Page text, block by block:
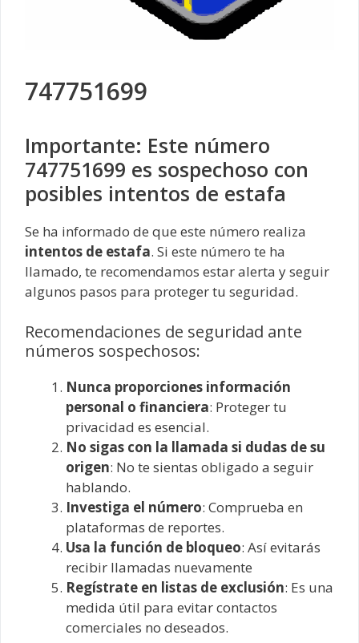
747751699
Importante: Este número
747751699 es sospechoso con
posibles intentos de estafa
Se ha informado de que este número realiza
intentos de estafa. Si este número te ha
llamado, te recomendamos estar alerta y seguir
algunos pasos para proteger tu seguridad.
Recomendaciones de seguridad ante
números sospechosos:
Nunca proporciones información
personal o financiera: Proteger tu
privacidad es esencial.
No sigas con la llamada si dudas de su
origen: No te sientas obligado a seguir
hablando.
Investiga el número: Comprueba en
plataformas de reportes.
Usa la función de bloqueo: Así evitarás
recibir llamadas nuevamente
Regístrate en listas de exclusión: Es una
medida útil para evitar contactos
comerciales no deseados.